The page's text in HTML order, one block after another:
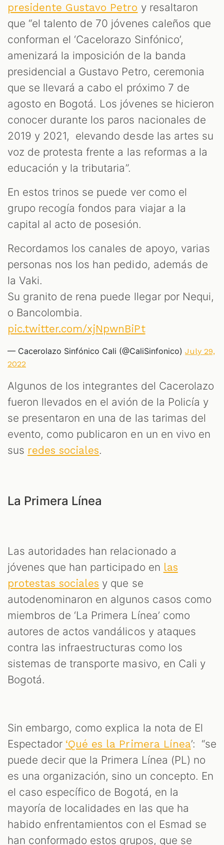
presidente Gustavo Petro y resaltaron
que “el talento de 70 jóvenes caleños que
conforman el ‘Cacelorazo Sinfónico’,
amenizará la imposición de la banda
presidencial a Gustavo Petro, ceremonia
que se llevará a cabo el próximo 7 de
agosto en Bogotá. Los jóvenes se hicieron
conocer durante los paros nacionales de
2019 y 2021, elevando desde las artes su
voz de protesta frente a las reformas a la
educación y la tributaria”.
En estos trinos se puede ver como el
grupo recogía fondos para viajar a la
capital al acto de posesión.
Recordamos los canales de apoyo, varias
personas nos los han pedido, además de
la Vaki.
Su granito de rena puede llegar por Nequi,
o Bancolombia.
pic.twitter.com/xjNpwnBiPt
— Cacerolazo Sinfónico Cali (@CaliSinfonico) July 29,
2022
Algunos de los integrantes del Cacerolazo
fueron llevados en el avión de la Policía y
se presentaron en una de las tarimas del
evento, como publicaron en un en vivo en
sus redes sociales.
La Primera Línea
Las autoridades han relacionado a
jóvenes que han participado en las
protestas sociales y que se
autodenominaron en algunos casos como
miembros de ‘La Primera Línea’ como
autores de actos vandálicos y ataques
contra las infraestructuras como los
sistemas de transporte masivo, en Cali y
Bogotá.
Sin embargo, como explica la nota de El
Espectador ‘Qué es la Primera Línea’: “se
puede decir que la Primera Línea (PL) no
es una organización, sino un concepto. En
el caso específico de Bogotá, en la
mayoría de localidades en las que ha
habido enfrentamientos con el Esmad se
han conformado estos grupos, que se